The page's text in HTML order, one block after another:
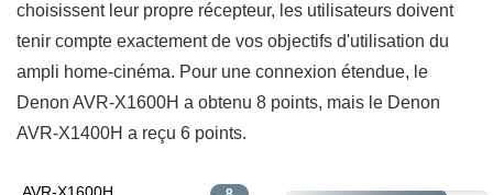
choisissent leur propre récepteur, les utilisateurs doivent
tenir compte exactement de vos objectifs d'utilisation du
ampli home-cinéma. Pour une connexion étendue, le
Denon AVR-X1600H a obtenu 8 points, mais le Denon
AVR-X1400H a reçu 6 points.